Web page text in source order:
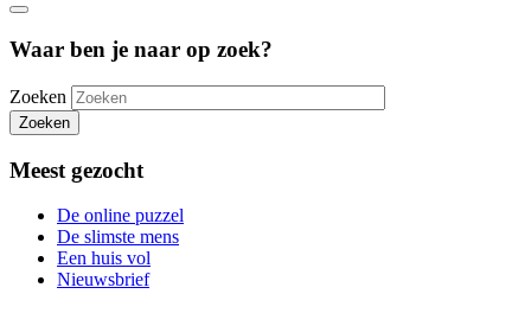
Waar ben je naar op zoek?
Zoeken
Zoeken
Meest gezocht
De online puzzel
De slimste mens
Een huis vol
Nieuwsbrief